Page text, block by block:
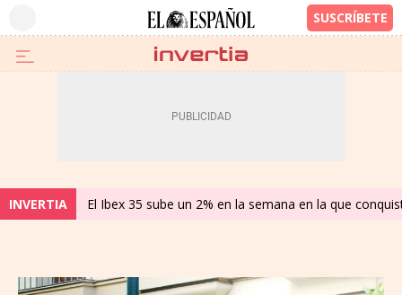
INVERTIA El Ibex 35 sube un 2% en la semana en la que